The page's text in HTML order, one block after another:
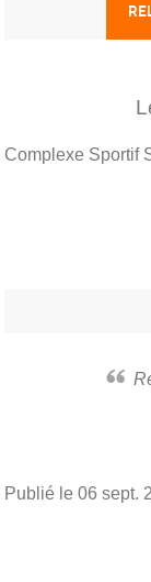
Complexe Sportif
Publié le 06 sept.